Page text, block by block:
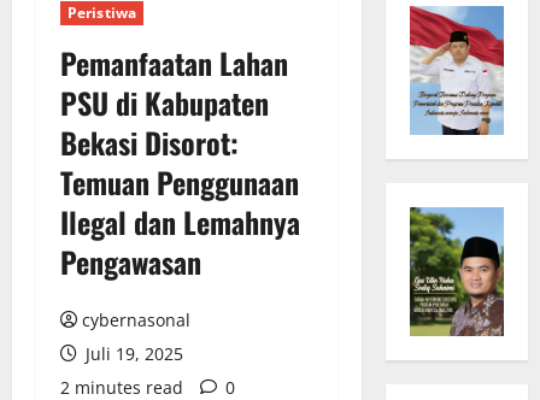
Peristiwa
Pemanfaatan Lahan
PSU di Kabupaten
Bekasi Disorot:
Temuan Penggunaan
Ilegal dan Lemahnya
Pengawasan
cybernasonal
Juli 19, 2025
2 minutes read
0